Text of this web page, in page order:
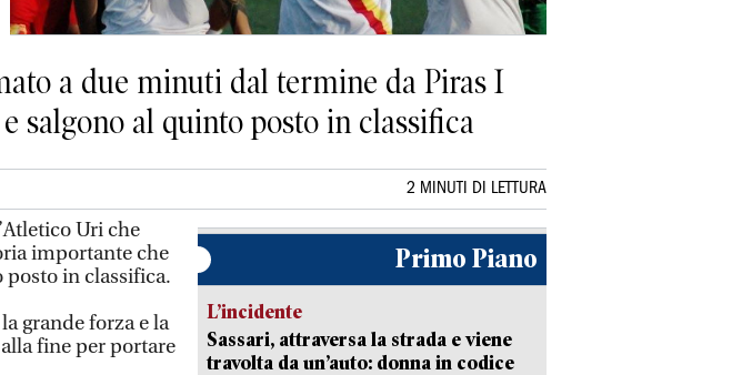
a due minuti dal termine da Piras I
salgono al quinto posto in classifica
2 MINUTI DI LETTURA
Uri che
importante che
posto in classifica.
grande forza e la
fine per portare
Primo Piano
L’incidente
Sassari, attraversa la strada e viene
travolta da un’auto: donna in codice